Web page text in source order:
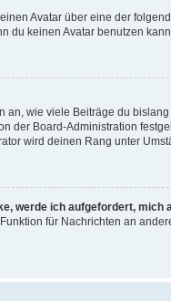
Avatar über eine der
du keinen Avatar benutzen
wie viele Beiträge du
der Board-Administration
wird deinen Rang unter
werde ich aufgefordert, mich
für Nachrichten an